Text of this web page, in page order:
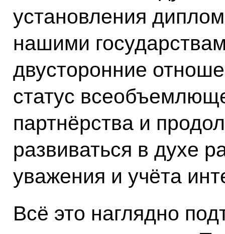
установления
нашими
двусторонние
статус
партнёрства и
развиваться в духе
уважения и учёта
Всё это наглядно